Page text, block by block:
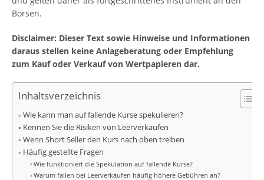
Börsen.
Disclaimer: Dieser Text sowie Hinweise und Informationen
daraus stellen keine Anlageberatung oder Empfehlung
zum Kauf oder Verkauf von Wertpapieren dar.
Inhaltsverzeichnis
Wie kann man auf fallende Kurse spekulieren?
Kennen Sie die Risiken von Leerverkäufen
Wenn Short Seller den Kurs nach oben treiben
Häufig gestellte Fragen
Wie funktioniert die Spekulation auf fallende Kurse?
Warum fallen bei Leerverkäufen häufig höhere Gebühren an?